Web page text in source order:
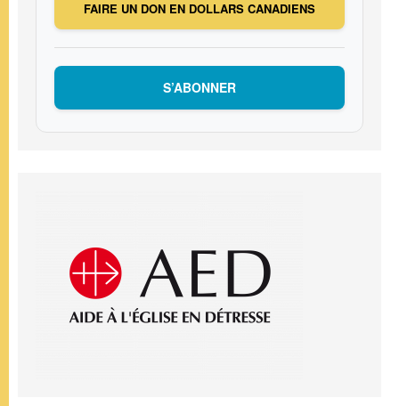
FAIRE UN DON EN DOLLARS CANADIENS
S’ABONNER